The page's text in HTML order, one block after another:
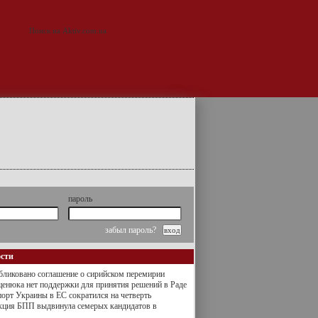
пароль
забыл пароль?
соглашение о сирийском перемирии
нет поддержки для принятия решений в Раде
Украины в ЕС сократился на четверть
БПП выдвинула семерых кандидатов в